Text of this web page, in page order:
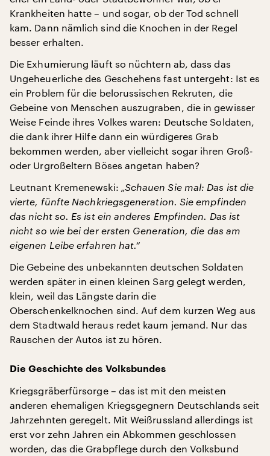
Krankheiten hatte – und sogar, ob der Tod schnell
kam. Dann nämlich sind die Knochen in der Regel
besser erhalten.
Die Exhumierung läuft so nüchtern ab, dass das
Ungeheuerliche des Geschehens fast untergeht: Ist es
ein Problem für die belorussischen Rekruten, die
Gebeine von Menschen auszugraben, die in gewisser
Weise Feinde ihres Volkes waren: Deutsche Soldaten,
die dank ihrer Hilfe dann ein würdigeres Grab
bekommen werden, aber vielleicht sogar ihren Groß-
oder Urgroßeltern Böses angetan haben?
Leutnant Kremenewski: „Schauen Sie mal: Das ist die
vierte, fünfte Nachkriegsgeneration. Sie empfinden
das nicht so. Es ist ein anderes Empfinden. Das ist
nicht so wie bei der ersten Generation, die das am
eigenen Leibe erfahren hat.“
Die Gebeine des unbekannten deutschen Soldaten
werden später in einen kleinen Sarg gelegt werden,
klein, weil das Längste darin die
Oberschenkelknochen sind. Auf dem kurzen Weg aus
dem Stadtwald heraus redet kaum jemand. Nur das
Rauschen der Autos ist zu hören.
Die Geschichte des Volksbundes
Kriegsgräberfürsorge – das ist mit den meisten
anderen ehemaligen Kriegsgegnern Deutschlands seit
Jahrzehnten geregelt. Mit Weißrussland allerdings ist
erst vor zehn Jahren ein Abkommen geschlossen
worden, das die Grabpflege durch den Volksbund